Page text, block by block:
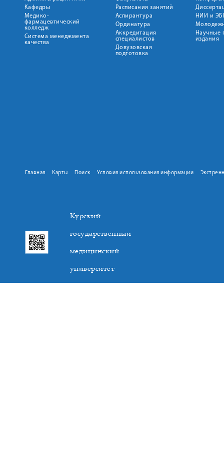
Кафедры
Медико-
фармацевтический
колледж
Система менеджмента
качества
Расписания занятий
Аспирантура
Ординатура
Аккредитация
специалистов
Довузовская
подготовка
НИИ и
Научные
издания
Главная Карты Поиск Условия использования информации
Курский
государственный
медицинский
университет